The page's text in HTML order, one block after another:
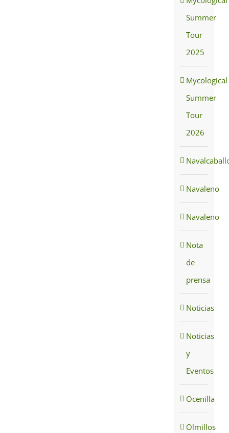
Summer
Tour
2025
Mycological
Summer
Tour
2026
Navaleno
Navaleno
Nota
de
prensa
Noticias
Noticias
y
Eventos
Ocenilla
Olmillos